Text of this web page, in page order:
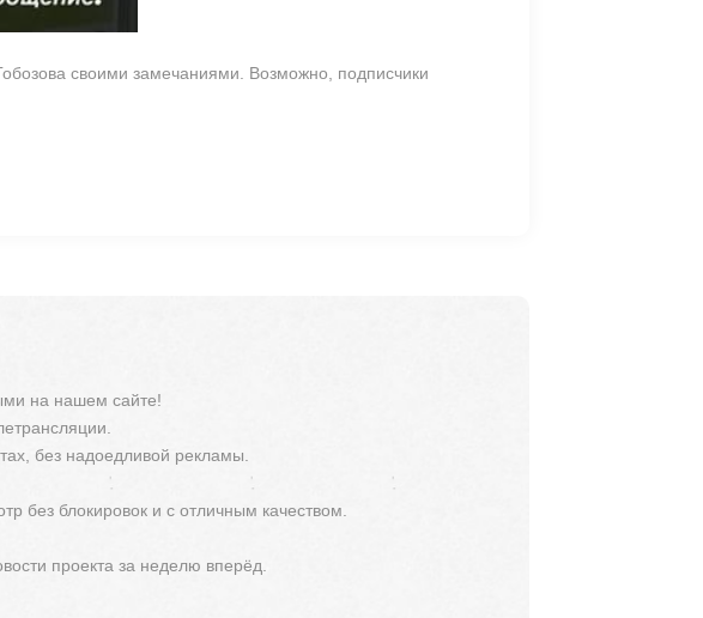
своими замечаниями. Возможно, подписчики
на нашем сайте!
без надоедливой рекламы.
без блокировок и с отличным качеством.
проекта за неделю вперёд.